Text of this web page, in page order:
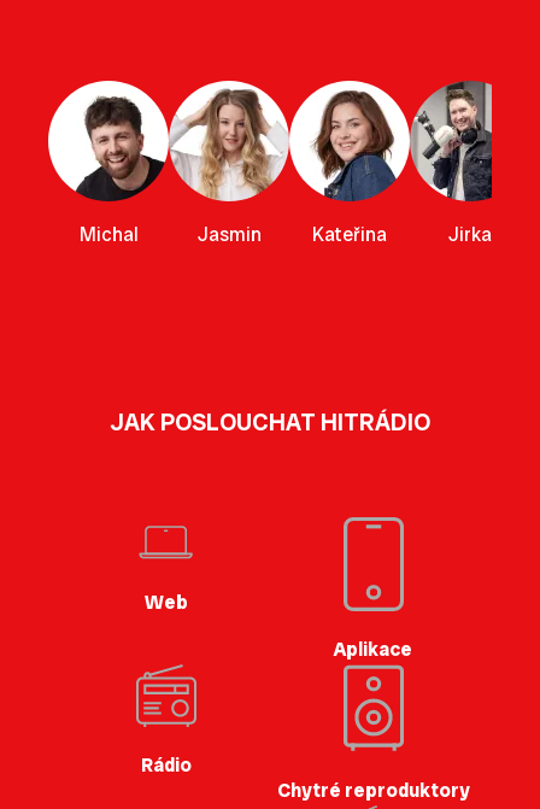
Michal Jasmin Kateřina Jirka
JAK POSLOUCHAT HITRÁDIO
Web
Aplikace
Rádio
Chytré reproduktory